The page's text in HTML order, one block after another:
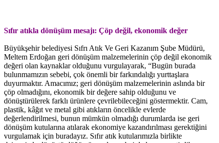
Sıfır atıkla dönüşüm mesajı: Çöp değil, ekonomik değer
Büyükşehir belediyesi Sıfrı Atık Ve Geri Kazanım Şube Müdürü,
Meltem Erdoğan geri dönüşüm malzemelerinin çöp değil ekonomik
değeri olan kaynaklar olduğunu vurgulayarak, “Bugün burada
bulunmamızın sebebi, çok önemli bir farkındalığı yurttaşlara
duyurmaktır. Amacımız; geri dönüşüm malzemelerinin aslında bir
çöp olmadığını, ekonomik bir değere sahip olduğunu ve
dönüştürülerek farklı ürünlere çevrilebileceğini göstermektir. Cam,
plastik, kâğıt ve metal gibi atıkların öncelikle evlerde
değerlendirilmesi, bunun mümkün olmadığı durumlarda ise geri
dönüşüm kutularına atılarak ekonomiye kazandırılması gerektiğini
vurgulamak için buradayız. Sıfır atık kutularımızla birlikte